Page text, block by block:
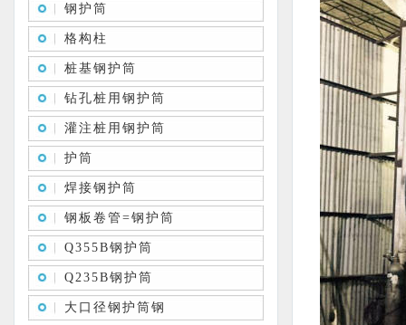
钢护筒
格构柱
桩基钢护筒
钻孔桩用钢护筒
灌注桩用钢护筒
护筒
焊接钢护筒
钢板卷管=钢护筒
Q355B钢护筒
Q235B钢护筒
大口径钢护筒钢